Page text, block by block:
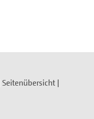
Seitenübersicht |